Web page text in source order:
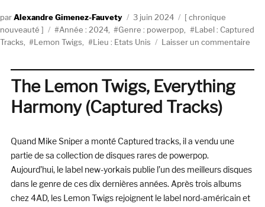
AuteurAlexandre Gimenez-Fauvety
Publié
le
3 juin 2024 Catégories
chronique
nouveauté
Étiquettes
Année : 2024 Genre : powerpop
Label : Captured
Tracks
Lemon Twigs Lieu : Etats Unis Laisser un commentairesur
The Lemon Twigs, Everything
Harmony (Captured Tracks)
Quand Mike Sniper a monté Captured tracks, il a vendu une
partie de sa collection de disques rares de powerpop.
Aujourd’hui, le label new-yorkais publie l’un des meilleurs disques
dans le genre de ces dix dernières années. Après trois albums
chez 4AD, les Lemon Twigs rejoignent le label nord-américain et